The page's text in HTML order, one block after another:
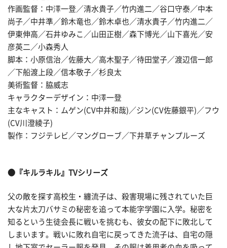
作画監督：中澤一登／清水貴子／竹内進二／谷口守泰／中本
尚子／中井準／鈴木竜也／鈴木卓也／清水貴子／竹内進二／
伊東伸高／石井ゆみこ／山田正樹／森下博光／山下喜光／安
彦英二／小森秀人
脚本：小原信治／佐藤大／高木聖子／待田堂子／渡辺信一郎
／下船渡上段／信本敬子／杉良太
美術監督：脇威志
キャラクターデザイン：中澤一登
主なキャスト：ムゲン(CV中井和哉)／ジン(CV佐藤銀平)／フウ
(CV川澄綾子)
製作：フジテレビ／マングローブ／下井草チャンプルーズ
●『キルラキル』TVシリーズ
父の敵を探す高校生・纏流子は、殺害現場に残されていた巨
大な片太刀バサミの秘密を追って本能字学園に入学。秘密を
知るという生徒会長に戦いを挑むも、彼女の配下に敗北して
しまいます。戦いに敗れ自宅に戻ってきた流子は、自宅の隠